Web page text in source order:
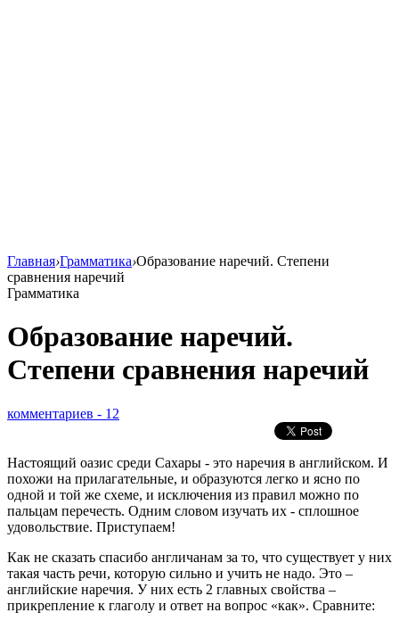
Главная›Грамматика›Образование наречий. Степени
сравнения наречий
Грамматика
Образование наречий.
Степени сравнения наречий
комментариев - 12
Настоящий оазис среди Сахары - это наречия в английском. И
похожи на прилагательные, и образуются легко и ясно по
одной и той же схеме, и исключения из правил можно по
пальцам перечесть. Одним словом изучать их - сплошное
удовольствие. Приступаем!
Как не сказать спасибо англичанам за то, что существует у них
такая часть речи, которую сильно и учить не надо. Это –
английские наречия. У них есть 2 главных свойства –
прикрепление к глаголу и ответ на вопрос «как». Сравните: